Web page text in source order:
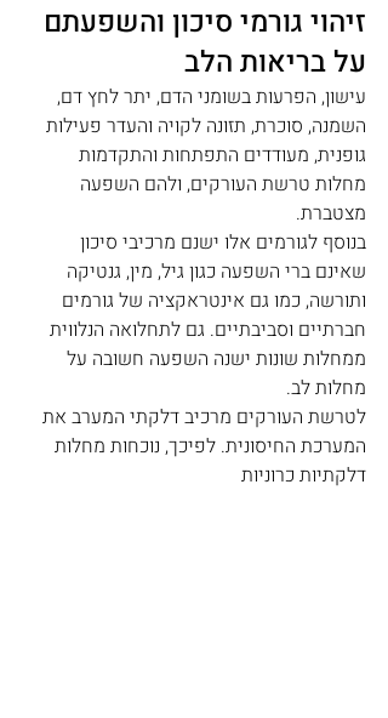
זיהוי גורמי סיכון והשפעתם
על בריאות הלב
עישון, הפרעות בשומני הדם, יתר לחץ דם,
השמנה, סוכרת, תזונה לקויה והעדר פעילות
גופנית, מעודדים התפתחות והתקדמות
מחלות טרשת העורקים, ולהם השפעה
מצטברת.
בנוסף לגורמים אלו ישנם מרכיבי סיכון
שאינם ברי השפעה כגון גיל, מין, גנטיקה
ותורשה, כמו גם אינטראקציה של גורמים
חברתיים וסביבתיים. גם לתחלואה הנלווית
ממחלות שונות ישנה השפעה חשובה על
מחלות לב.
לטרשת העורקים מרכיב דלקתי המערב את
המערכת החיסונית. לפיכך, נוכחות מחלות
דלקתיות כרוניות